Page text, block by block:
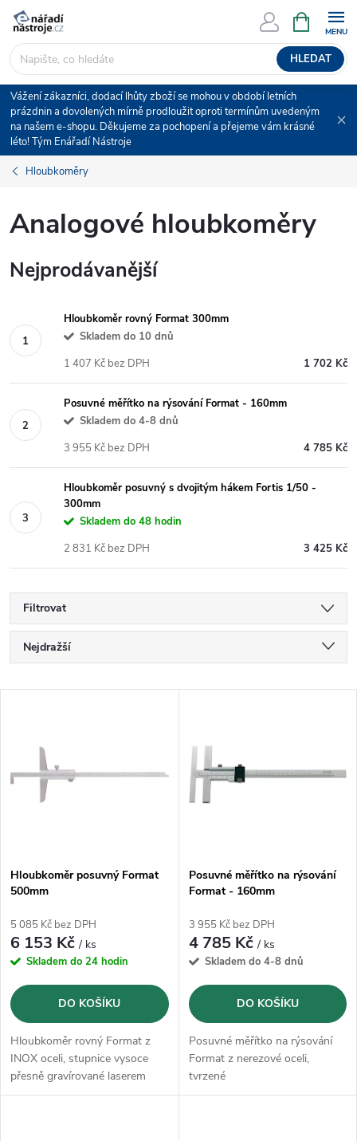
Přejít
obsah
HLEDAT
NÁKUPNÍ
KOŠÍK
Vážení zákazníci, dodací lhůty zboží se mohou v období letních
prázdnin a dovolených mírně prodloužit oproti termínům uvedeným
na našem e-shopu. Děkujeme za pochopení a přejeme vám krásné
léto! Tým Enářadí Nástroje
Hloubkoměry
Analogové hloubkoměry
Nejprodávanější
Hloubkoměr rovný Format 300mm
Skladem do 10 dnů
1 702 Kč
1 407 Kč bez DPH
Posuvné měřítko na rýsování Format - 160mm
Skladem do 4-8 dnů
4 785 Kč
3 955 Kč bez DPH
Hloubkoměr posuvný s dvojitým hákem Fortis 1/50 -
300mm
Skladem do 48 hodin
3 425 Kč
2 831 Kč bez DPH
Filtrovat
Ř
a
e
p
r
o
d
u
k
Nejdražší
p
s
p
r
o
d
u
k
Hloubkoměr posuvný Format
500mm
5 085 Kč bez DPH
6 153 Kč/ ks
Skladem do 24 hodin
DO KOŠÍKU
Hloubkoměr rovný Format z
INOX oceli, stupnice vysoce
přesně gravírované laserem
Posuvné měřítko na rýsování
Format - 160mm
3 955 Kč bez DPH
4 785 Kč/ ks
Skladem do 4-8 dnů
DO KOŠÍKU
Posuvné měřítko na rýsování
Format z nerezové oceli,
tvrzené